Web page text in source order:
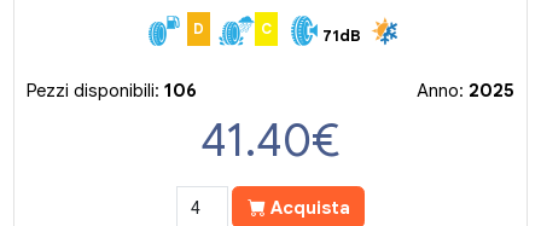
D C 71dB
Pezzi disponibili:106 Anno: 2025
41.40€
Acquista